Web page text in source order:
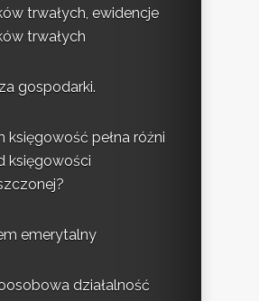
trwałych, ewidencje
trwałych
gospodarki.
księgowość pełna różni
księgowości
emerytalny
działalność